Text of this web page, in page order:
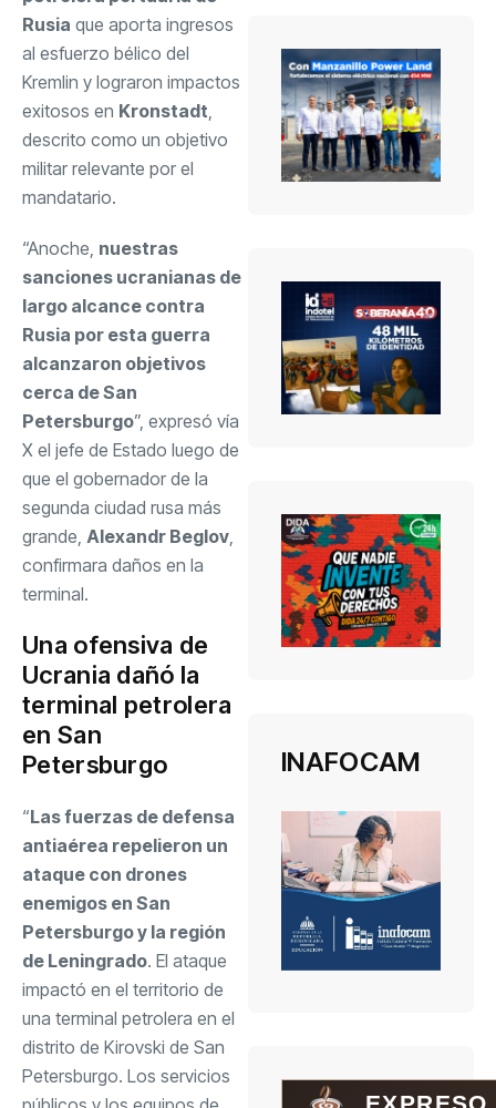
Rusia que aporta ingresos
al esfuerzo bélico del
Kremlin y lograron impactos
exitosos en Kronstadt,
descrito como un objetivo
militar relevante por el
mandatario.
“Anoche, nuestras
sanciones ucranianas de
largo alcance contra
Rusia por esta guerra
alcanzaron objetivos
cerca de San
Petersburgo”, expresó vía
X el jefe de Estado luego de
que el gobernador de la
segunda ciudad rusa más
grande, Alexandr Beglov,
confirmara daños en la
terminal.
Una ofensiva de
Ucrania dañó la
terminal petrolera
en San
Petersburgo
“Las fuerzas de defensa
antiaérea repelieron un
ataque con drones
enemigos en San
Petersburgo y la región
de Leningrado. El ataque
impactó en el territorio de
una terminal petrolera en el
distrito de Kirovski de San
Petersburgo. Los servicios
INAFOCAM
EXPRESO